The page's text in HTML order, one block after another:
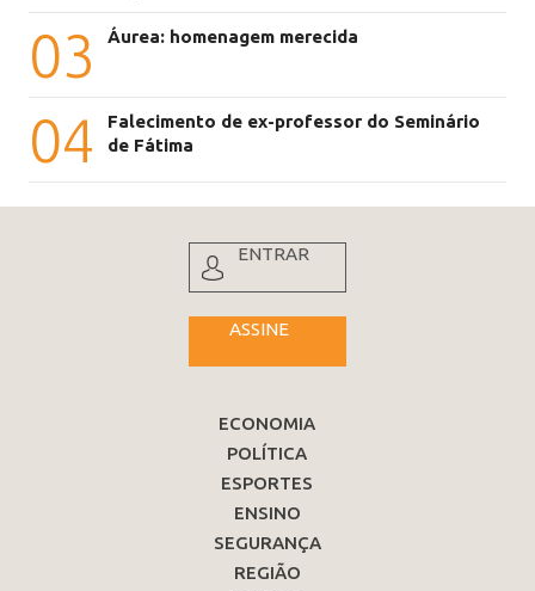
03 Áurea: homenagem merecida
04
Falecimento de ex-professor do Seminário
de Fátima
ENTRAR
ASSINE
ECONOMIA
POLÍTICA
ESPORTES
ENSINO
SEGURANÇA
REGIÃO